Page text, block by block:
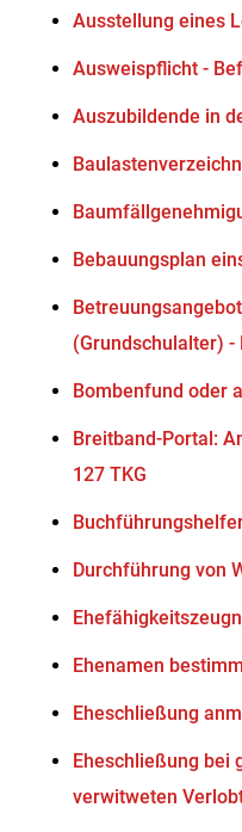
Ausstellung eines
Ausweispflicht -
Auszubildende in
Bebauungsplan
(Grundschulalter) -
Bombenfund oder
Breitband-Portal:
127 TKG
Durchführung von
Ehenamen
Eheschließung
Eheschließung bei
verwitweten